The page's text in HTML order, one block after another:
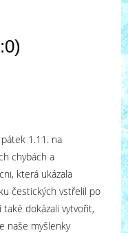
1.11. na
chybách a
která ukázala
čestických vstřelil po
dokázali vytvořit,
naše myšlenky